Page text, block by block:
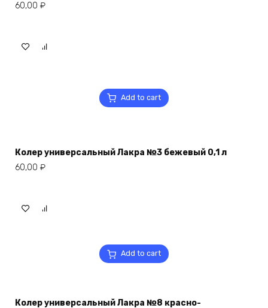
60,00 ₽
Add to cart
Колер универсальный Лакра №3 бежевый 0,1 л
60,00 ₽
Add to cart
Колер универсальный Лакра №8 красно-